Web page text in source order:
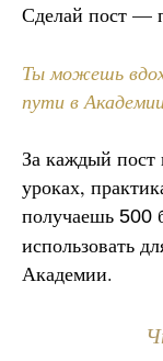
Сделай пост —
Ты можешь
пути в
За каждый пост
уроках,
получаешь 500
использовать
Академии.